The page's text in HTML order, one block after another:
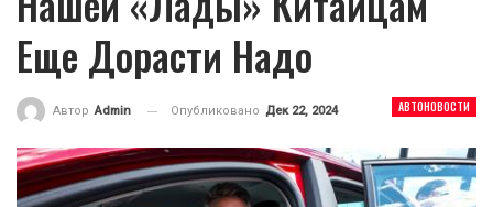
Еще Дорасти Надо
АВТОНОВОСТИ
Автор Admin Опубликовано Дек 22, 2024